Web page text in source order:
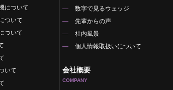
について
ついて
ついて
いて
数字で見るウェッジ
先輩からの声
社内風景
個人情報取扱いについて
会社概要
COMPANY